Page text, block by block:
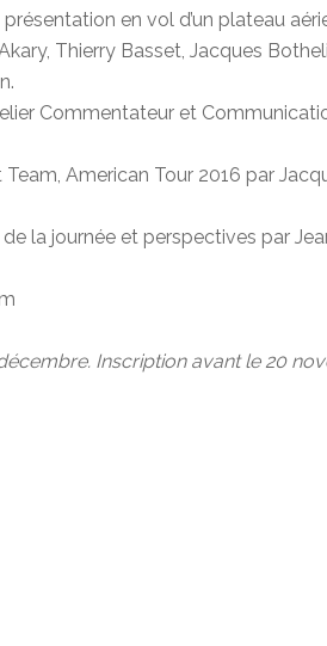
en vol d’un plateau
Thierry Basset, Jacques
Commentateur et
Team, American Tour 2016 par
la journée et perspectives par
Inscription avant le 20